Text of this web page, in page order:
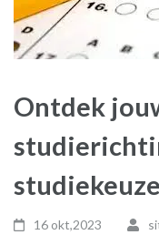
Ontdek
16 okt,2023